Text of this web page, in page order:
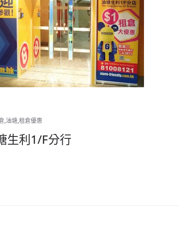
,油塘,租倉優惠
生利1/F分行